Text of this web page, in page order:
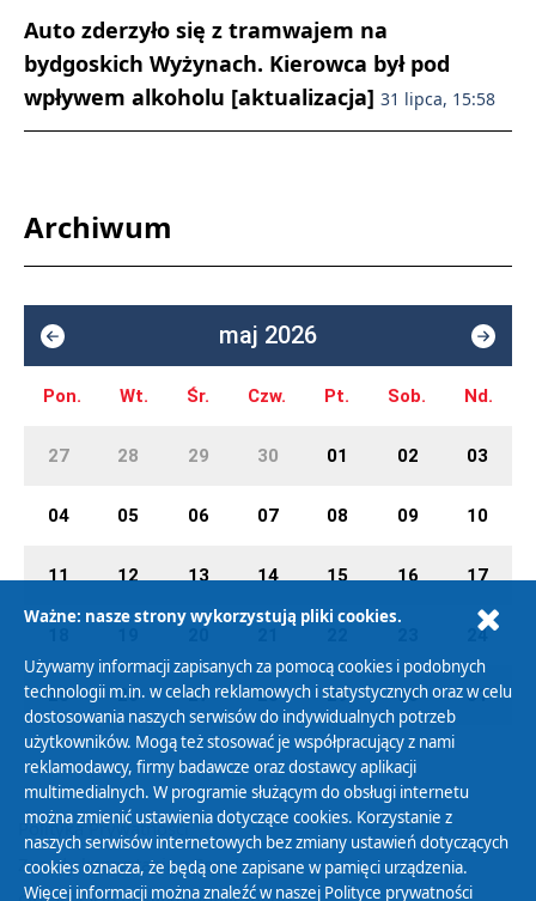
Auto zderzyło się z tramwajem na
bydgoskich Wyżynach. Kierowca był pod
wpływem alkoholu [aktualizacja] 31 lipca, 15:58
Archiwum
maj 2026
Pon. Wt. Śr. Czw. Pt. Sob. Nd.
27 28 29 30 01 02 03
04 05 06 07 08 09 10
11 12 13 14 15 16 17
24
25 26 27 28 29 30 31
Polityka Prywatności
Zasady korzystania z Serwisu
Ważne: nasze strony wykorzystują pliki cookies.
Używamy informacji zapisanych za pomocą cookies i podobnych
technologii m.in. w celach reklamowych i statystycznych oraz w celu
dostosowania naszych serwisów do indywidualnych potrzeb
użytkowników. Mogą też stosować je współpracujący z nami
reklamodawcy, firmy badawcze oraz dostawcy aplikacji
multimedialnych. W programie służącym do obsługi internetu
można zmienić ustawienia dotyczące cookies. Korzystanie z
naszych serwisów internetowych bez zmiany ustawień dotyczących
cookies oznacza, że będą one zapisane w pamięci urządzenia.
Więcej informacji można znaleźć w naszej Polityce prywatności